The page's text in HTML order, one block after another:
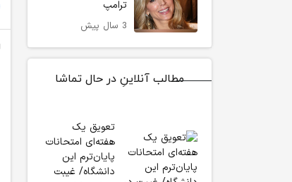
ترامپ
3 سال پیش
مطالب آنلاینِ در حال تماشا
تعویق یک
هفته‌ای امتحانات
پایان‌ترم این
دانشگاه/ غیبت